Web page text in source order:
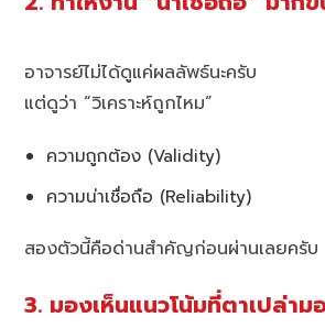
อาจารย์ไม่ได้ดูแค่ผลลัพธ์นะครับ
แต่ดูว่า “วิเคราะห์ถูกไหม”
ความถูกต้อง (Validity)
ความน่าเชื่อถือ (Reliability)
สองตัวนี้คือด่านสำคัญก่อนผ่านเลยครับ
3. มองเห็นแนวโน้มที่ตาเปล่าม